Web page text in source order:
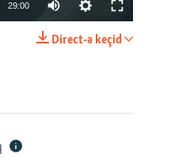
29:00
Direct-ə keçid